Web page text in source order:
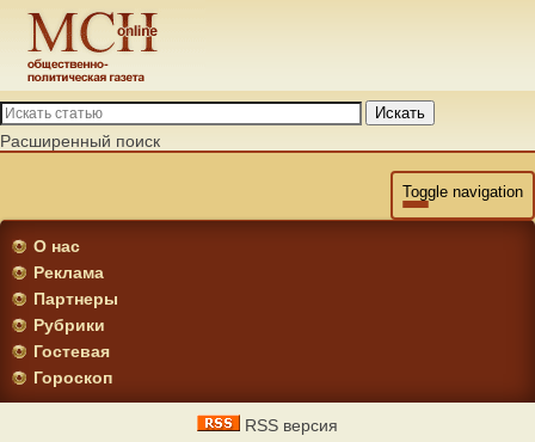
Искать
Расширенный поиск
Toggle navigation
О нас
Реклама
Партнеры
Рубрики
Гостевая
Гороскоп
RSS версия